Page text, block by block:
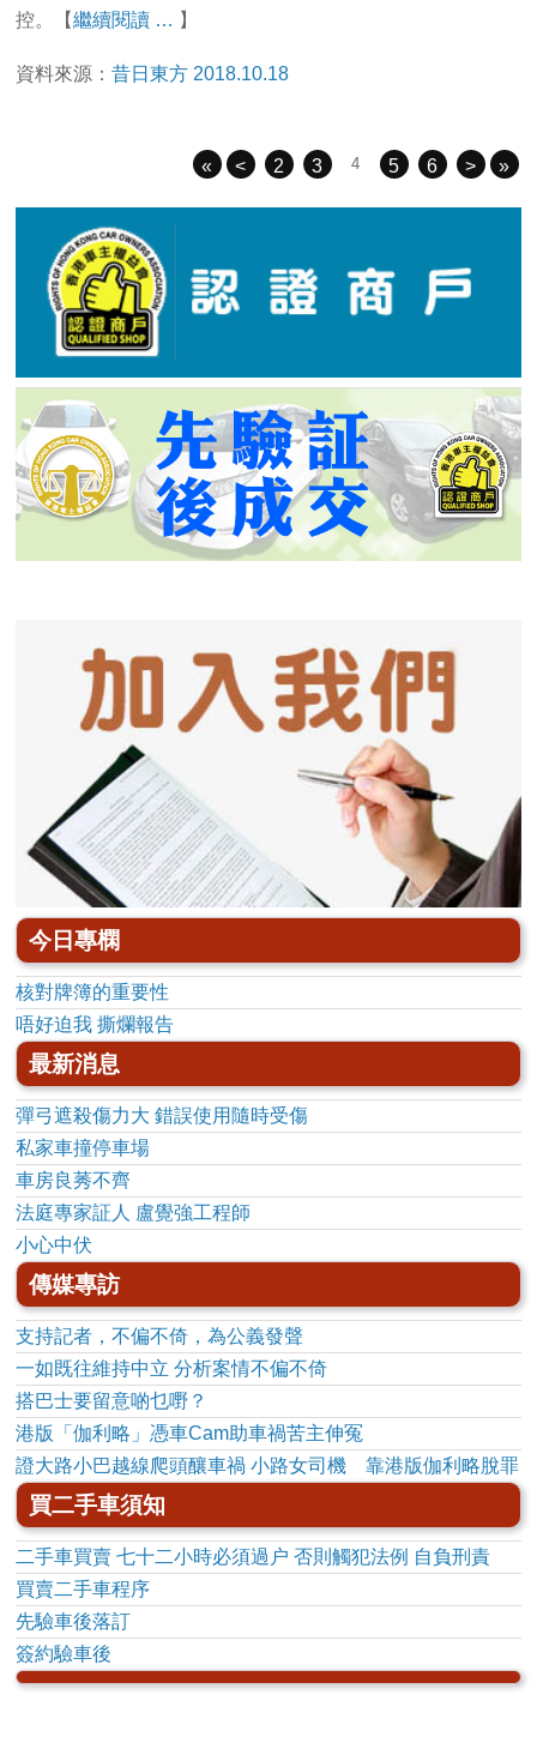
控。【繼續閱讀 … 】
資料來源：昔日東方 2018.10.18
« < 2 3 4 5 6 > »
今日專㯗
核對牌簿的重要性
唔好迫我 撕爛報告
最新消息
彈弓遮殺傷力大 錯誤使用隨時受傷
私家車撞停車場
車房良莠不齊
法庭專家証人 盧覺強工程師
小心中伏
傳媒專訪
支持記者，不偏不倚，為公義發聲
一如既往維持中立 分析案情不偏不倚
搭巴士要留意啲乜嘢？
港版「伽利略」憑車Cam助車禍苦主伸冤
證大路小巴越線爬頭釀車禍 小路女司機 靠港版伽利略脫罪
買二手車須知
二手車買賣 七十二小時必須過户 否則觸犯法例 自負刑責
買賣二手車程序
先驗車後落訂
簽約驗車後